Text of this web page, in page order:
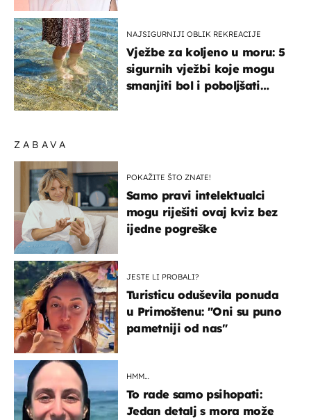
ZABAVA
POKAŽITE ŠTO ZNATE!
Samo pravi intelektualci
mogu riješiti ovaj kviz bez
ijedne pogreške
JESTE LI PROBALI?
Turisticu oduševila ponuda
u Primoštenu: "Oni su puno
pametniji od nas"
HMM…
To rade samo psihopati:
Jedan detalj s mora može
NAJSIGURNIJI OBLIK REKREACIJE
Vježbe za koljeno u moru: 5
sigurnih vježbi koje mogu
smanjiti bol i poboljšati